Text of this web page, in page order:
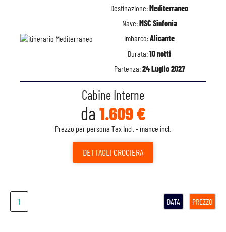
Destinazione:Mediterraneo
Nave:MSC Sinfonia
Imbarco:Alicante
Durata:10 notti
Partenza:24 Luglio 2027
Cabine Interne
da 1.609 €
Prezzo per persona Tax Incl. - mance incl.
DETTAGLI CROCIERA
1 DATA PREZZO